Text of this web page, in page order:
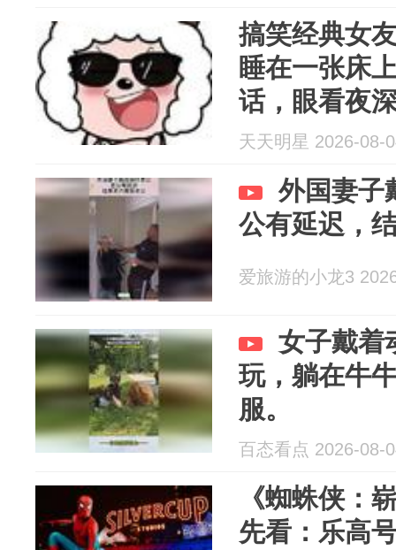
搞笑经典女
睡在一张床
话，眼看夜
天天明星 2026-08-
外国妻子
公有延迟，
爱旅游的小龙3
女子戴着
玩，躺在牛
服。
百态看点 2026-08-
《蜘蛛侠：
先看：乐高